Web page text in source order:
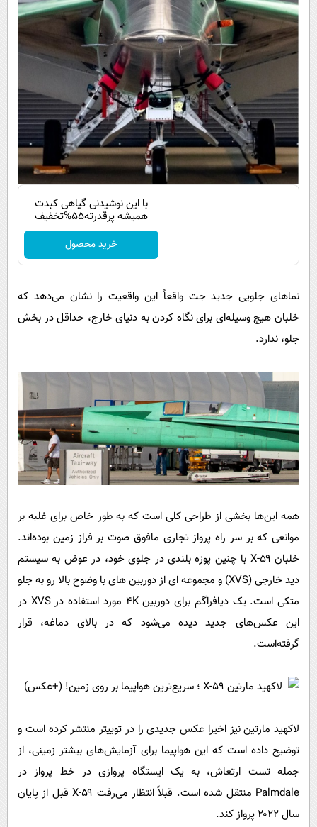
با این نوشیدنی گیاهی کبدت
همیشه پرقدرته55%تخفیف
خرید محصول
نماهای جلویی جدید جت واقعاً این واقعیت را نشان می‌دهد که
خلبان هیچ وسیله‌ای برای نگاه کردن به دنیای خارج، حداقل در بخش
جلو، ندارد.
همه این‌ها بخشی از طراحی کلی است که به طور خاص برای غلبه بر
موانعی که بر سر راه پرواز تجاری مافوق صوت بر فراز زمین بوده‌اند.
خلبان X-۵۹ با چنین پوزه بلندی در جلوی خود، در عوض به سیستم
دید خارجی (XVS) و مجموعه ای از دوربین های با وضوح بالا رو به جلو
متکی است. یک دیافراگم برای دوربین ۴K مورد استفاده در XVS در
این عکس‌های جدید دیده می‌شود که در بالای دماغه، قرار
گرفته‌است.
لاکهید مارتین نیز اخیرا عکس جدیدی را در توییتر منتشر کرده‌ است و
توضیح داده‌ است که این هواپیما برای آزمایش‌های بیشتر زمینی، از
جمله تست ارتعاش، به یک ایستگاه پروازی در خط پرواز در
Palmdale منتقل شده است. قبلاً انتظار می‌رفت X-۵۹ قبل از پایان
سال ۲۰۲۲ پرواز کند.